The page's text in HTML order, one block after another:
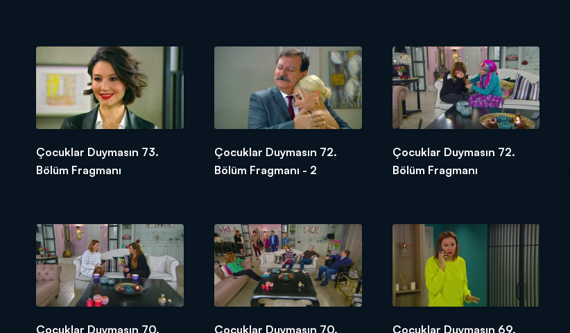
Çocuklar Duymasın 73.
Bölüm Fragmanı
Çocuklar Duymasın 72.
Bölüm Fragmanı - 2
Çocuklar Duymasın 72.
Bölüm Fragmanı
Çocuklar Duymasın 70.
Çocuklar Duymasın 70.
Çocuklar Duymasın 69.